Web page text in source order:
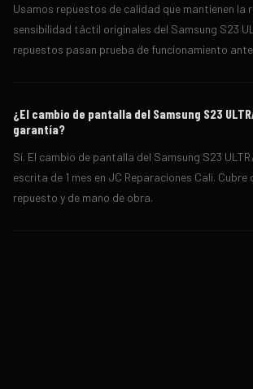
Usamos repuestos de calidad que mantienen la
sensibilidad táctil originales del Samsung S23
repuestos pasan prueba de funcionamiento
¿El cambio de pantalla del Samsung S23
garantía?
Sí. El cambio de pantalla del Samsung S23
escrita de 1 mes en JC Reparaciones Cali. Cubre
repuesto y de mano de obra.